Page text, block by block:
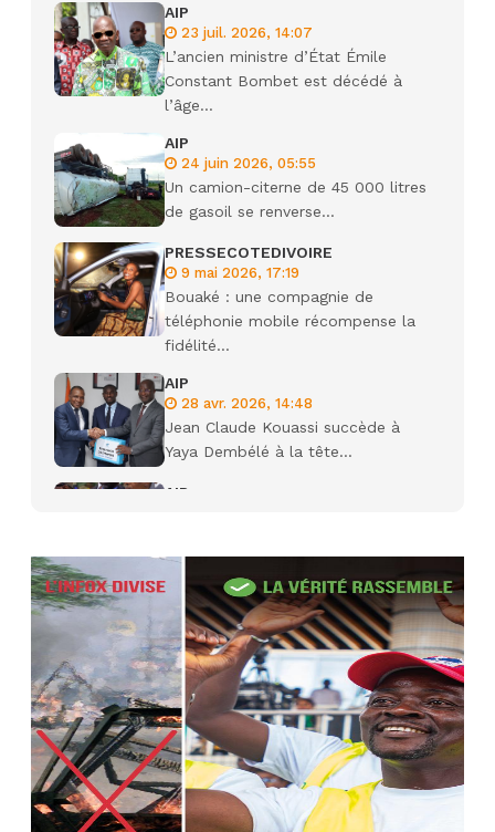
AIP
23 juil. 2026, 14:07
L’ancien ministre d’État Émile
Constant Bombet est décédé à
l’âge...
AIP
24 juin 2026, 05:55
Un camion-citerne de 45 000 litres
de gasoil se renverse...
PRESSECOTEDIVOIRE
9 mai 2026, 17:19
Bouaké : une compagnie de
téléphonie mobile récompense la
fidélité...
AIP
28 avr. 2026, 14:48
Jean Claude Kouassi succède à
Yaya Dembélé à la tête...
AIP
Camara tué lors d’attaques...
22 avr. 2026, 16:41
Des bureaux ravagés dans un
incendie survenu à la mairie...
AIP
10 avr. 2026, 09:48
Nommé Médiateur de la
République, Gaoussou Touré prend
officiellement fonction